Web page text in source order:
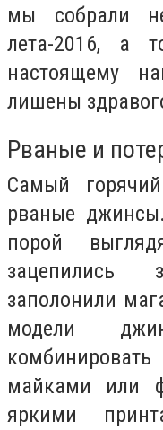
мы собрали
лета-2016, а
настоящему
лишены
Рваные и
Самый
рваные
порой
заполонили
модели
майками или
яркими